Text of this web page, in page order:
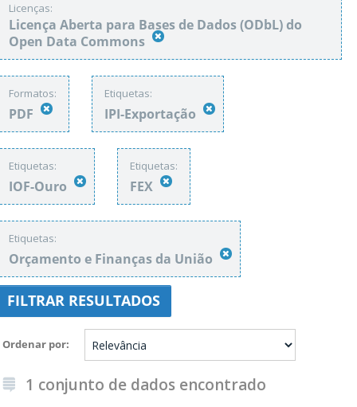
Licenças:
Licença Aberta para Bases de Dados (ODbL) do
Open Data Commons
Formatos:
PDF
Etiquetas:
IPI-Exportação
Etiquetas:
IOF-Ouro
Etiquetas:
FEX
Etiquetas:
Orçamento e Finanças da União
FILTRAR RESULTADOS
Ordenar por
1 conjunto de dados encontrado